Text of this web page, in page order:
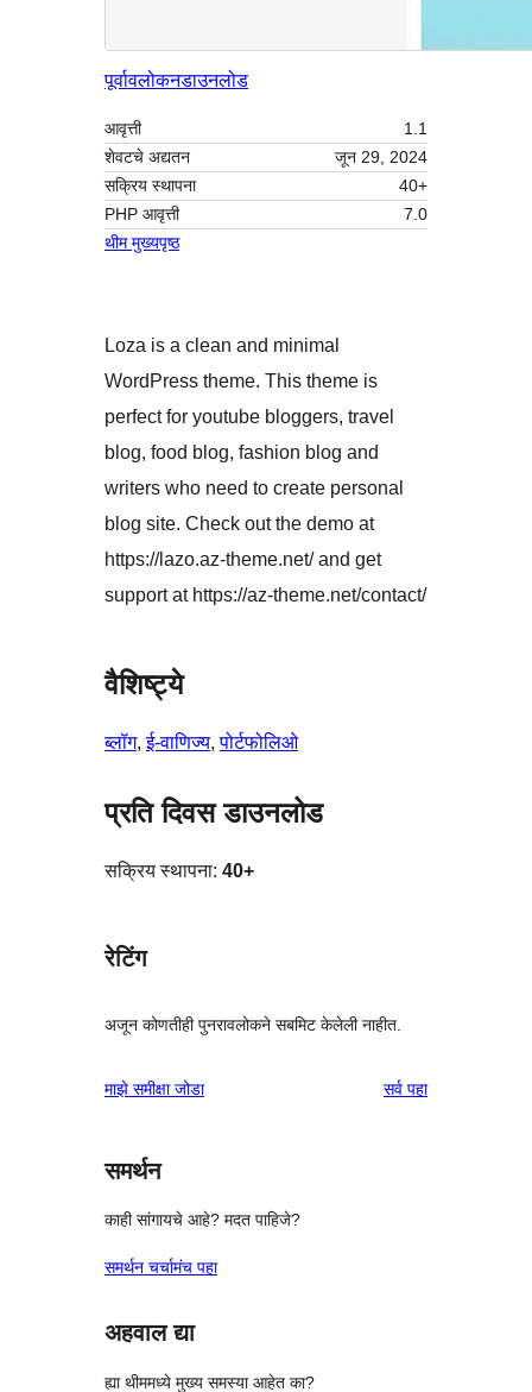
पूर्वावलोकनडाउनलोड
आवृत्ती
1.1
शेवटचे अद्यतन
जून 29, 2024
सक्रिय स्थापना
40+
PHP आवृत्ती
7.0
थीम मुख्यपृष्ठ
Loza is a clean and minimal
WordPress theme. This theme is
perfect for youtube bloggers, travel
blog, food blog, fashion blog and
writers who need to create personal
blog site. Check out the demo at
https://lazo.az-theme.net/ and get
support at https://az-theme.net/contact/
वैशिष्ट्ये
ब्लॉग, ई-वाणिज्य, पोर्टफोलिओ
प्रति दिवस डाउनलोड
सक्रिय स्थापना: 40+
रेटिंग
अजून कोणतीही पुनरावलोकने सबमिट केलेली नाहीत.
माझे समीक्षा जोडा सर्वपुनरावलोकने
पहा
समर्थन
काही सांगायचे आहे? मदत पाहिजे?
समर्थन चर्चामंच पहा
अहवाल द्या
ह्या थीममध्ये मुख्य समस्या आहेत का?